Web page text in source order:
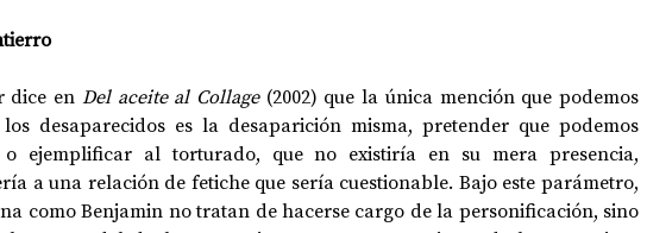
dice en Del aceite al Collage (2002) que la única mención que podemos
desaparecidos es la desaparición misma, pretender que podemos
o ejemplificar al torturado, que no existiría en su mera presencia,
a una relación de fetiche que sería cuestionable. Bajo este parámetro,
como Benjamin no tratan de hacerse cargo de la personificación, sino